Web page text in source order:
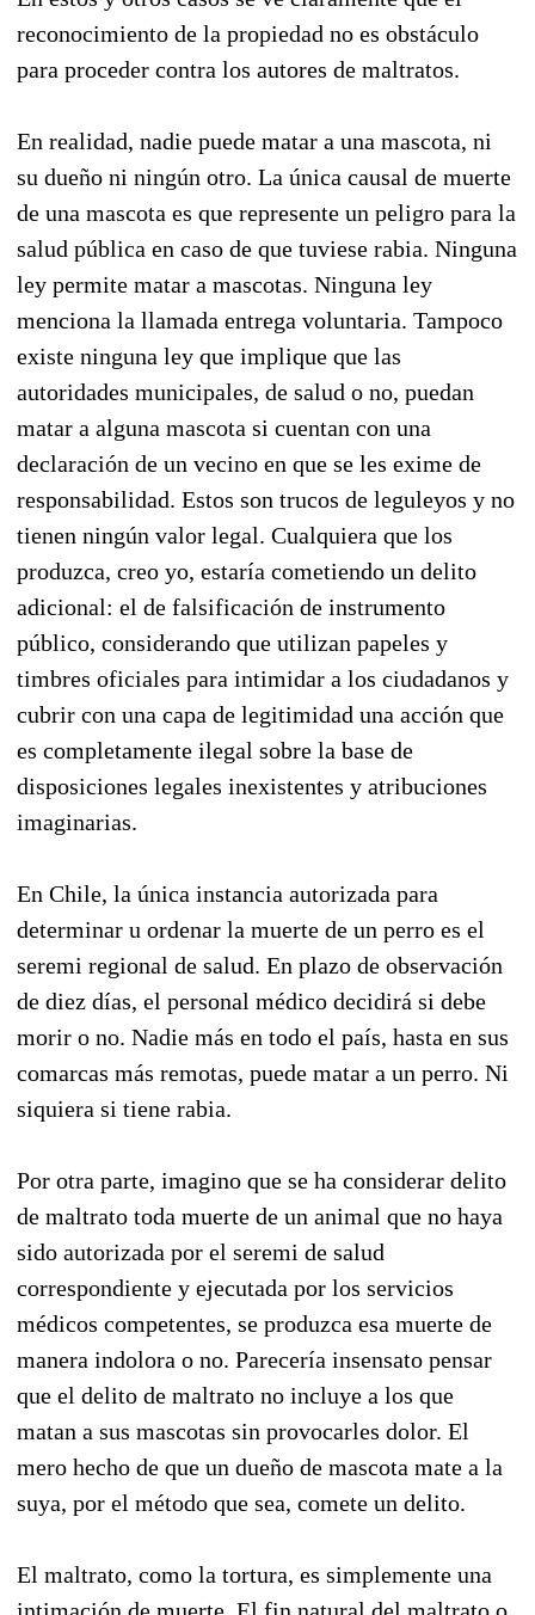
reconocimiento de la propiedad no es obstáculo
para proceder contra los autores de maltratos.
En realidad, nadie puede matar a una mascota, ni
su dueño ni ningún otro. La única causal de muerte
de una mascota es que represente un peligro para la
salud pública en caso de que tuviese rabia. Ninguna
ley permite matar a mascotas. Ninguna ley
menciona la llamada entrega voluntaria. Tampoco
existe ninguna ley que implique que las
autoridades municipales, de salud o no, puedan
matar a alguna mascota si cuentan con una
declaración de un vecino en que se les exime de
responsabilidad. Estos son trucos de leguleyos y no
tienen ningún valor legal. Cualquiera que los
produzca, creo yo, estaría cometiendo un delito
adicional: el de falsificación de instrumento
público, considerando que utilizan papeles y
timbres oficiales para intimidar a los ciudadanos y
cubrir con una capa de legitimidad una acción que
es completamente ilegal sobre la base de
disposiciones legales inexistentes y atribuciones
imaginarias.
En Chile, la única instancia autorizada para
determinar u ordenar la muerte de un perro es el
seremi regional de salud. En plazo de observación
de diez días, el personal médico decidirá si debe
morir o no. Nadie más en todo el país, hasta en sus
comarcas más remotas, puede matar a un perro. Ni
siquiera si tiene rabia.
Por otra parte, imagino que se ha considerar delito
de maltrato toda muerte de un animal que no haya
sido autorizada por el seremi de salud
correspondiente y ejecutada por los servicios
médicos competentes, se produzca esa muerte de
manera indolora o no. Parecería insensato pensar
que el delito de maltrato no incluye a los que
matan a sus mascotas sin provocarles dolor. El
mero hecho de que un dueño de mascota mate a la
suya, por el método que sea, comete un delito.
El maltrato, como la tortura, es simplemente una